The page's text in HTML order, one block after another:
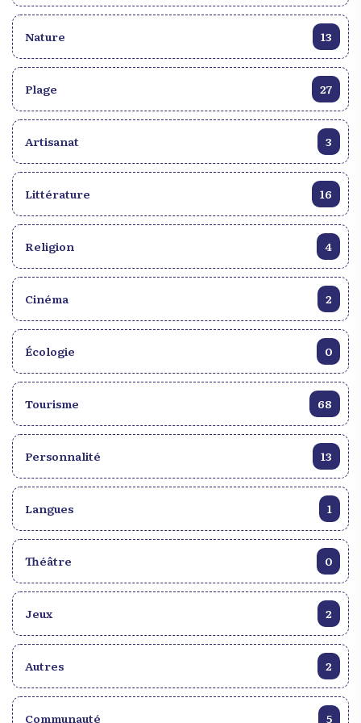
Nature 13
Plage 27
Artisanat 3
Littérature 16
Religion 4
Cinéma 2
Écologie 0
Tourisme 68
Personnalité 13
Langues 1
Théâtre 0
Jeux 2
Autres 2
Communauté 5